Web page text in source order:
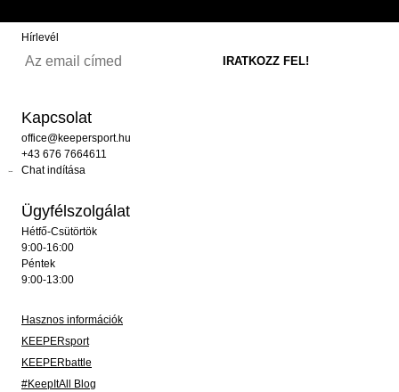
Hírlevél
Kapcsolat
office@keepersport.hu
+43 676 7664611
Chat indítása
Ügyfélszolgálat
Hétfő-Csütörtök
9:00-16:00
Péntek
9:00-13:00
Hasznos információk
KEEPERsport
KEEPERbattle
#KeepItAll Blog